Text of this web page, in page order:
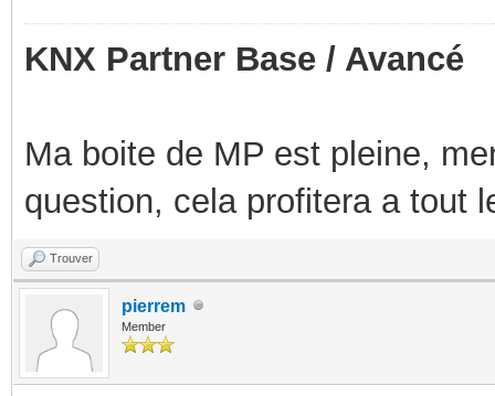
KNX Partner Base / Avancé
Ma boite de MP est pleine,
question, cela profitera a tout
Trouver
pierrem
Member